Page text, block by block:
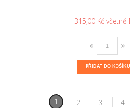
315,00 Kč
PŘIDAT DO KOŠÍKU
1 2 3 4